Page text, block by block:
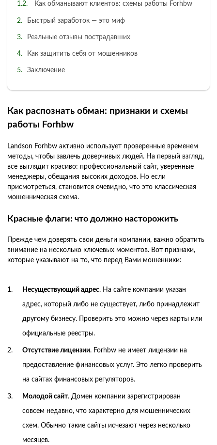
Как обманывают клиентов: схемы работы Forhbw
Быстрый заработок — это миф
Реальные отзывы пострадавших
Как защитить себя от мошенников
Заключение
Как распознать обман: признаки и схемы
работы Forhbw
Landson Forhbw активно использует проверенные временем
методы, чтобы завлечь доверчивых людей. На первый взгляд,
все выглядит красиво: профессиональный сайт, уверенные
менеджеры, обещания высоких доходов. Но если
присмотреться, становится очевидно, что это классическая
мошенническая схема.
Красные флаги: что должно насторожить
Прежде чем доверять свои деньги компании, важно обратить
внимание на несколько ключевых моментов. Вот признаки,
которые указывают на то, что перед Вами мошенники:
Несуществующий адрес. На сайте компании указан
адрес, который либо не существует, либо принадлежит
другому бизнесу. Проверить это можно через карты или
официальные реестры.
Отсутствие лицензии. Forhbw не имеет лицензии на
предоставление финансовых услуг. Это легко проверить
на сайтах финансовых регуляторов.
Молодой сайт. Домен компании зарегистрирован
совсем недавно, что характерно для мошеннических
схем. Обычно такие сайты исчезают через несколько
месяцев.